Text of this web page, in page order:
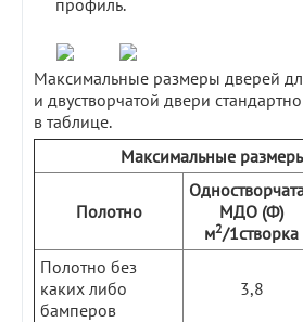
профиль.
Максимальные размеры дверей
и двустворчатой двери
в таблице.
Максимальные
Полотно
МДО (Ф)
м2/1створка
Полотно без
каких либо
бамперов
3,8